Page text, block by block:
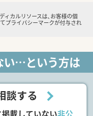
ィカルリソースは、お客様の個
プライバシーマークが付与され
い…という方は
談する